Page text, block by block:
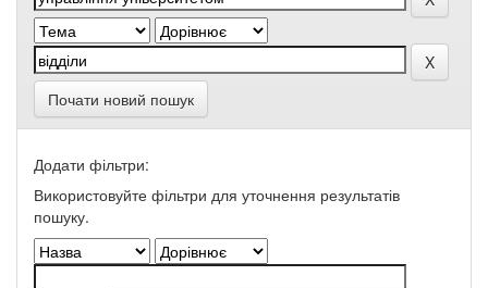
Почати новий пошук
Додати фільтри:
Використовуйте фільтри для уточнення результатів
пошуку.